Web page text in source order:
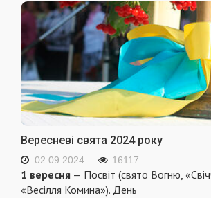
Вересневі свята 2024 року
02.09.2024 16117
1 вересня — Посвіт (свято Вогню,
«Весілля Комина»). День